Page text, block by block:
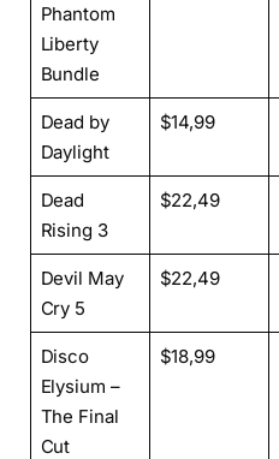
Phantom
Liberty
Bundle
Dead by
Daylight
$14,99
Dead
Rising 3
$22,49
Devil May
Cry 5
$22,49
Disco
Elysium –
The Final
Cut
$18,99